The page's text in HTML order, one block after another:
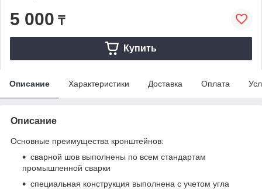
5 000 ₸
Купить
Описание Характеристики Доставка Оплата
Описание
Основные преимущества кронштейнов:
сварной шов выполнены по всем стандартам
промышленной сварки
специальная конструкция выполнена с учетом угла